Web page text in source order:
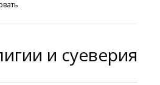
и суеверия